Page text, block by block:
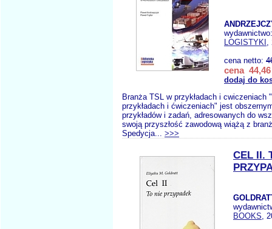
LOGISTYKI ,
cena netto:
cena 44,46
dodaj do
Branża TSL w przykładach i cwiczeniach
przykładach i ćwiczeniach" jest
przykładów i zadań, adresowanych do
swoją przyszłość zawodową wiążą z
Spedycja... >>>
CEL II.
BOOKS,